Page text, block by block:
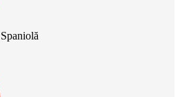
Spaniolă